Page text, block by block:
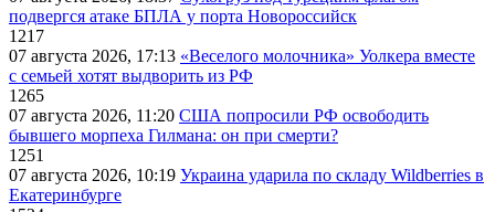
подвергся атаке БПЛА у порта Новороссийск
1217
07 августа 2026, 17:13 «Веселого молочника» Уолкера вместе
с семьей хотят выдворить из РФ
1265
07 августа 2026, 11:20 США попросили РФ освободить
бывшего морпеха Гилмана: он при смерти?
1251
07 августа 2026, 10:19 Украина ударила по складу Wildberries в
Екатеринбурге